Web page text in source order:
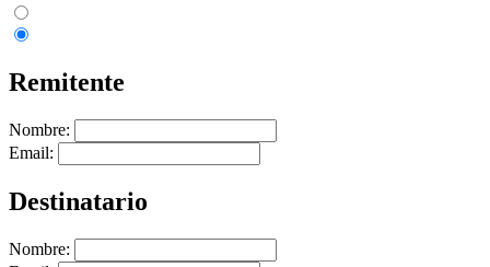
Remitente
Nombre:
Email:
Destinatario
Nombre: